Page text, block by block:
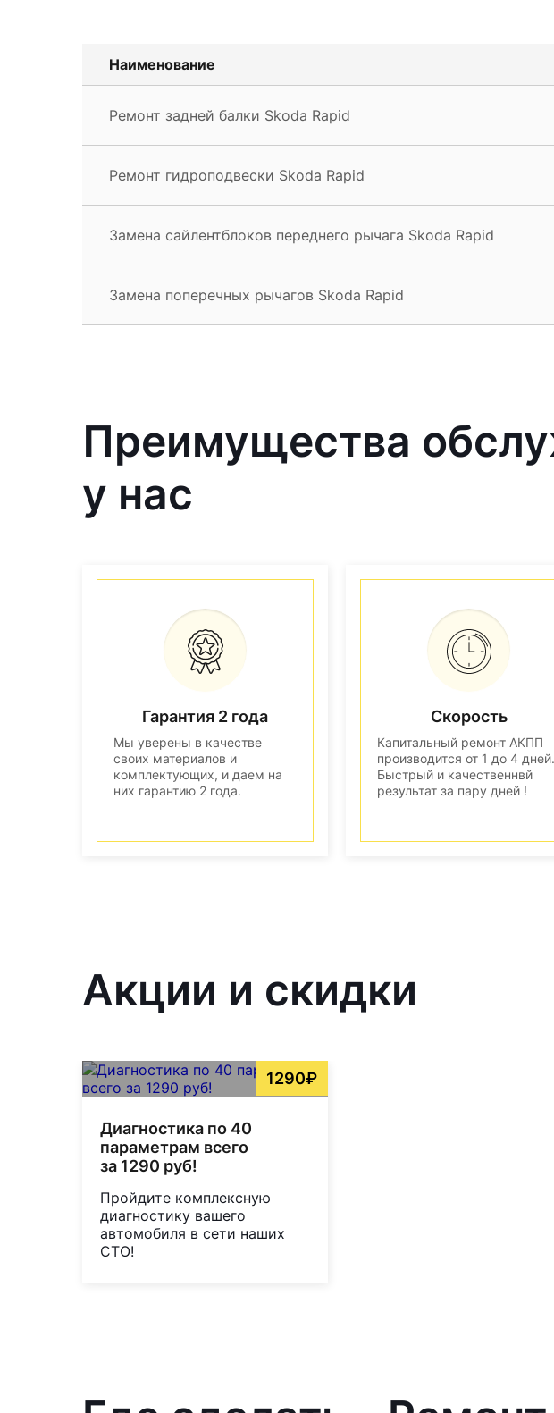
Наименование
Ремонт задней балки Skoda Rapid
Ремонт гидроподвески Skoda Rapid
Замена сайлентблоков переднего рычага Skoda Rapid
Замена поперечных рычагов Skoda Rapid
Преимущества
у нас
Гарантия 2 года
Мы уверены в качестве
своих материалов и
комплектующих, и даем на
них гарантию 2 года.
Скорость
Капитальный ремонт АКПП
производится от 1 до 4 дней.
Быстрый и качественнвй
результат за пару дней !
Акции и скидки
1290₽
Диагностика по 40
параметрам всего
за 1290 руб!
Пройдите комплексную
диагностику вашего
автомобиля в сети наших
СТО!